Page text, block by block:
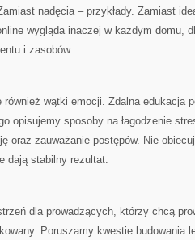
nadęcia – przykłady. Zamiast
wygląda inaczej w każdym domu,
i zasobów.
wątki emocji. Zdalna edukacja
opisujemy sposoby na łagodzenie
oraz zauważanie postępów. Nie
dają stabilny rezultat.
dla prowadzących, którzy chcą
Poruszamy kwestie budowania